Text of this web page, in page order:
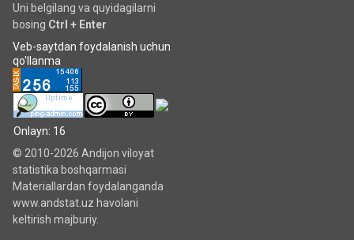
Uni belgilang va quyidagilarni
bosing Ctrl + Enter
Veb-saytdan foydalanish uchun
qo'llanma
Onlayn: 16
© 2010-2026 Andijon viloyat
statistika boshqarmasi
Materiallardan foydalanganda
www.andstat.uz havolani
keltirish majburiy.